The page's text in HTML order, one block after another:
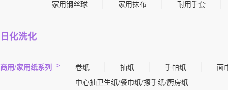
家用钢丝球
家用抹布 耐用手套
日化洗化
商用/家用纸系列 卷纸 抽纸 手帕纸
面
中心抽卫生纸/餐巾纸/擦手纸/厨房纸